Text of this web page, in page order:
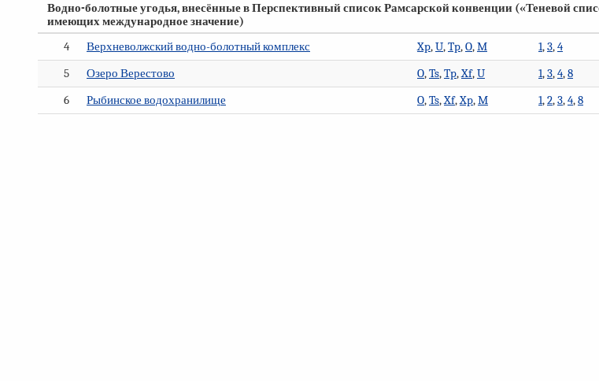
Водно-болотные угодья, внесённые в Перспективный список Рамсарской конвенции («Теневой
имеющих международное значение)
4
Верхневолжский водно-болотный комплекс Xp,U,Tp,O,M 1,3,4
5
Озеро Верестово O,Ts,Tp,Xf,U 1,3,4,8
6
Рыбинское водохранилище O,Ts,Xf,Xp,M 1,2,3,4,8